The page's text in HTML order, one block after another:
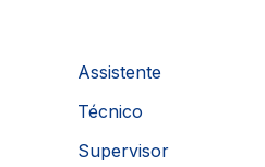
Assistente
Técnico
Supervisor